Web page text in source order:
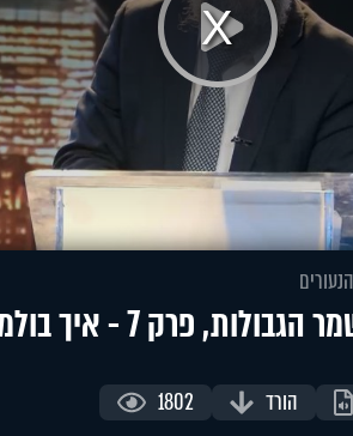
7 - איך בולמים חוצפה?
הורד 1802